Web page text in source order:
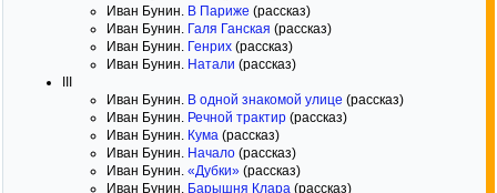
Иван Бунин. В Париже (рассказ)
Иван Бунин. Галя Ганская (рассказ)
Иван Бунин. Генрих (рассказ)
Иван Бунин. Натали (рассказ)
Иван Бунин. В одной знакомой улице (рассказ)
Иван Бунин. Речной трактир (рассказ)
Иван Бунин. Кума (рассказ)
Иван Бунин. Начало (рассказ)
Иван Бунин. «Дубки» (рассказ)
Иван Бунин. Барышня Клара (рассказ)